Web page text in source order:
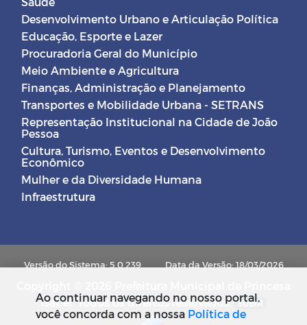
Desenvolvimento Urbano e Articulação Política
Educação, Esporte e Lazer
Procuradoria Geral do Município
Meio Ambiente e Agricultura
Finanças, Administração e Planejamento
Transportes e Mobilidade Urbana - SETRANS
Representação Institucional na Cidade de João
Pessoa
Cultura, Turismo, Eventos e Desenvolvimento
Econômico
Mulher e da Diversidade Humana
Infraestrutura
Versão do Sistema: 5.0.239 Data da Versão: 18/03/2026
Isabel. Todos os direitos reservados. SUBIR
Ao continuar navegando no nosso portal,
você concorda com a nossa Política de